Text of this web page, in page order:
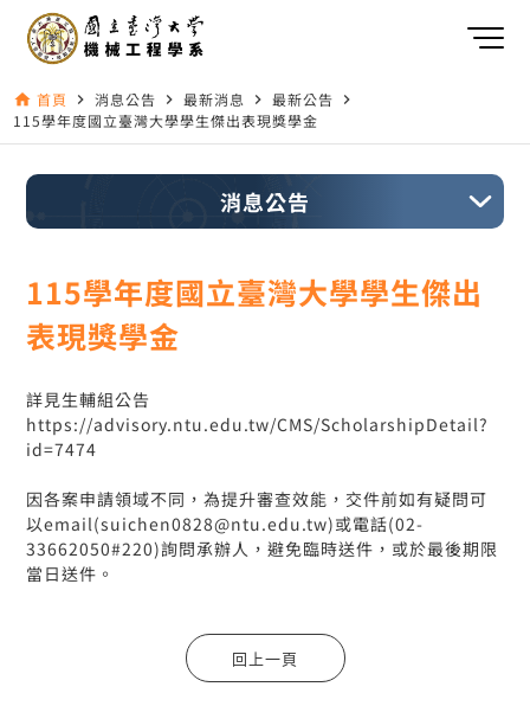
home 首頁 navigate_next 消息公告 navigate_next 最新消息 navigate_next 最新公告 navigate_next
115學年度國立臺灣大學學生傑出表現獎學金
消息公告
115學年度國立臺灣大學學生傑出
表現獎學金
詳見生輔組公告
https://advisory.ntu.edu.tw/CMS/ScholarshipDetail?
id=7474
因各案申請領域不同，為提升審查效能，交件前如有疑問可
以email(suichen0828@ntu.edu.tw)或電話(02-
33662050#220)詢問承辦人，避免臨時送件，或於最後期限
當日送件。